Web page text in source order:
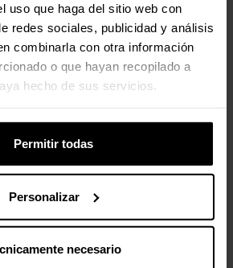
uso que haga del sitio web con
redes sociales, publicidad y análisis
combinarla con otra información
o que hayan recopilado a
hecho de sus servicios.
Permitir todas
Personalizar
necesario
1 pieza(s)
Si
500 mm